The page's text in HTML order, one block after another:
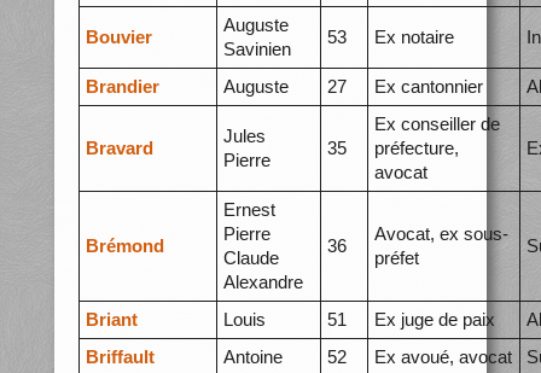
Bouvier
Auguste
Savinien
53 Ex notaire
Brandier Auguste 27 Ex cantonnier
Bravard
Jules
Pierre
35
Ex conseiller de
préfecture,
avocat
Brémond
Ernest
Pierre
Claude
Alexandre
36
Avocat, ex sous-
préfet
Briant Louis 51 Ex juge de paix
Briffault
Antoine 52 Ex avoué, avocat